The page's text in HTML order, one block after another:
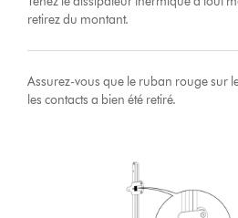
retirez du montant.
Assurez-vous que le ruban rouge sur
les contacts a bien été retiré.